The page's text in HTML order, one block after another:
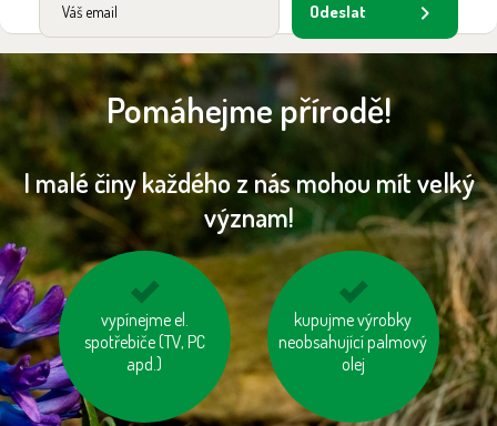
Odeslat
Pomáhejme přírodě!
I malé činy každého z nás mohou mít velký
význam!
vypínejme el.
spotřebiče (TV, PC
apd.)
používejme úsporné
baterie
kupujme výrobky
neobsahující palmový
olej
zatepleme si dům